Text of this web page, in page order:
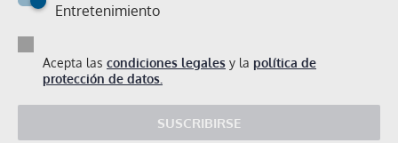
Entretenimiento
Acepta las condiciones legales y la política de
protección de datos.
SUSCRIBIRSE